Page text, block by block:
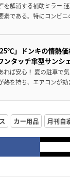
解消する補助ミラー
素である。特にコンビ
」ドンキの情熱
タッチ傘型サンシェ
れば安心！ 夏の駐車で
熱を持ち、エアコンが
カー用品 月刊自